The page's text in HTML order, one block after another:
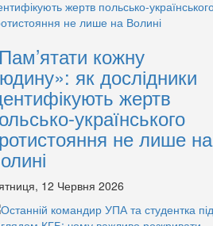
кожну
як дослідники
жертв
українського
не лише на
12 Червня 2026